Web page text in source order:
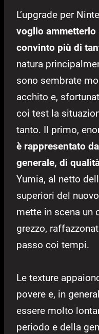
L’upgrade per
voglio
convinto più di
natura
sono sembrate
acchito e,
coi test la
tanto. Il primo,
è rappresentato
generale, di
Yumia, al netto
superiori del
mette in scena un
grezzo,
passo coi tempi.
Le texture
povere e, in
essere molto
periodo e della